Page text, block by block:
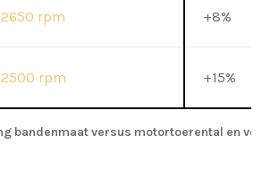
bandenmaat versus motortoerental en
2650 rpm +8%
2500 rpm +15%